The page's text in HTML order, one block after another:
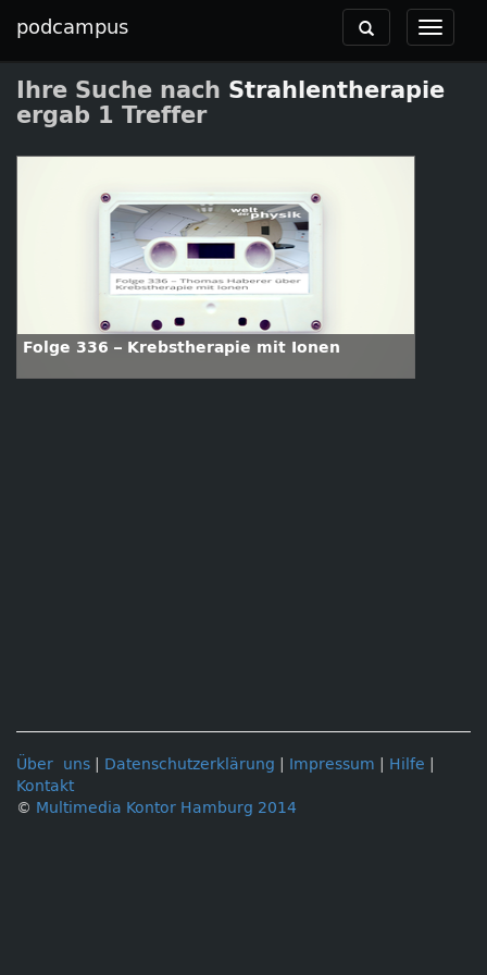
podcampus
Toggle
Toggle
navigation
Ihre Suche nach Strahlentherapie
ergab 1 Treffer
Folge 336 – Krebstherapie mit Ionen
Über uns Datenschutzerklärung Impressum Hilfe
Kontakt
© Multimedia Kontor Hamburg 2014